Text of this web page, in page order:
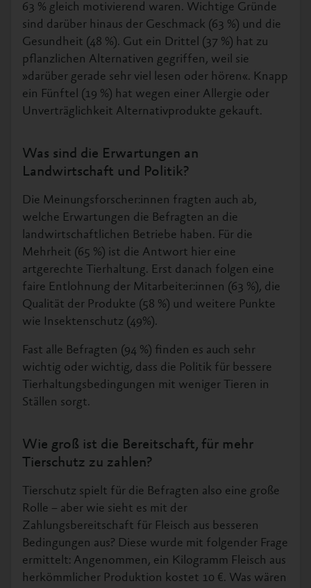
63 % gleich motivierend waren. Wichtige Gründe
sind darüber hinaus der Geschmack (63 %) und die
Gesundheit (48 %). Gut ein Drittel (37 %) hat zu
pflanzlichen Alternativen gegriffen, weil sie
»darüber gerade sehr viel lesen oder hören«. Knapp
ein Fünftel (19 %) hat wegen einer Allergie oder
Unverträglichkeit Alternativprodukte gekauft.
Was sind die Erwartungen an
Landwirtschaft und Politik?
Die Meinungsforscher:innen fragten auch ab,
welche Erwartungen die Befragten an die
landwirtschaftlichen Betriebe haben. Für die
Mehrheit (65 %) ist die Antwort hier eine
artgerechte Tierhaltung. Erst danach folgen eine
faire Entlohnung der Mitarbeiter:innen (63 %), die
Qualität der Produkte (58 %) und weitere Punkte
wie Insektenschutz (49%).
Fast alle Befragten (94 %) finden es auch sehr
wichtig oder wichtig, dass die Politik für bessere
Tierhaltungsbedingungen mit weniger Tieren in
Ställen sorgt.
Wie groß ist die Bereitschaft, für mehr
Tierschutz zu zahlen?
Tierschutz spielt für die Befragten also eine große
Rolle – aber wie sieht es mit der
Zahlungsbereitschaft für Fleisch aus besseren
Bedingungen aus? Diese wurde mit folgender Frage
ermittelt: Angenommen, ein Kilogramm Fleisch aus
herkömmlicher Produktion kostet 10 €. Was wären